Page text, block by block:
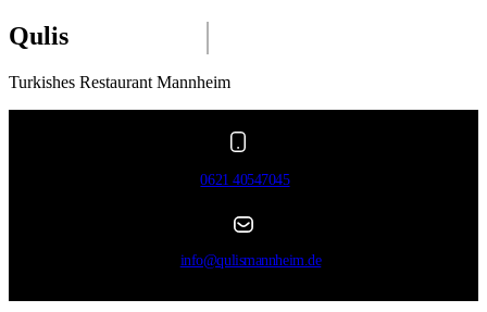
Qulis
Turkishes Restaurant Mannheim
0621 40547045
info@qulismannheim.de